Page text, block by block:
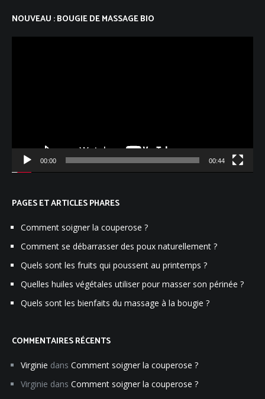
NOUVEAU : BOUGIE DE MASSAGE BIO
00:00 00:44
PAGES ET ARTICLES PHARES
Comment soigner la couperose ?
Comment se débarrasser des poux naturellement ?
Quels sont les fruits qui poussent au printemps ?
Quelles huiles végétales utiliser pour masser son périnée ?
Quels sont les bienfaits du massage à la bougie ?
COMMENTAIRES RÉCENTS
Virginie dans Comment soigner la couperose ?
Virginie dans Comment soigner la couperose ?